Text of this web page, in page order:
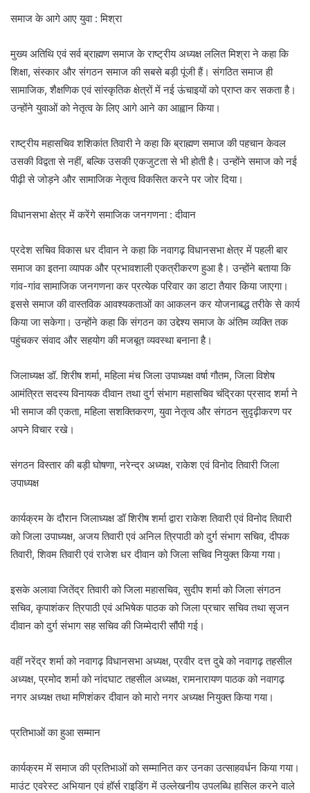
समाज के आगे आए युवा : मिश्रा
मुख्य अतिथि एवं सर्व ब्राह्मण समाज के राष्ट्रीय अध्यक्ष ललित मिश्रा ने कहा कि
शिक्षा, संस्कार और संगठन समाज की सबसे बड़ी पूंजी हैं। संगठित समाज ही
सामाजिक, शैक्षणिक एवं सांस्कृतिक क्षेत्रों में नई ऊंचाइयों को प्राप्त कर सकता है।
उन्होंने युवाओं को नेतृत्व के लिए आगे आने का आह्वान किया।
राष्ट्रीय महासचिव शशिकांत तिवारी ने कहा कि ब्राह्मण समाज की पहचान केवल
उसकी विद्वता से नहीं, बल्कि उसकी एकजुटता से भी होती है। उन्होंने समाज को नई
पीढ़ी से जोड़ने और सामाजिक नेतृत्व विकसित करने पर जोर दिया।
विधानसभा क्षेत्र में करेंगे समाजिक जनगणना : दीवान
प्रदेश सचिव विकास धर दीवान ने कहा कि नवागढ़ विधानसभा क्षेत्र में पहली बार
समाज का इतना व्यापक और प्रभावशाली एकत्रीकरण हुआ है। उन्होंने बताया कि
गांव-गांव सामाजिक जनगणना कर प्रत्येक परिवार का डाटा तैयार किया जाएगा।
इससे समाज की वास्तविक आवश्यकताओं का आकलन कर योजनाबद्ध तरीके से कार्य
किया जा सकेगा। उन्होंने कहा कि संगठन का उद्देश्य समाज के अंतिम व्यक्ति तक
पहुंचकर संवाद और सहयोग की मजबूत व्यवस्था बनाना है।
जिलाध्यक्ष डॉ. शिरीष शर्मा, महिला मंच जिला उपाध्यक्ष वर्षा गौतम, जिला विशेष
आमंत्रित सदस्य विनायक दीवान तथा दुर्ग संभाग महासचिव चंद्रिका प्रसाद शर्मा ने
भी समाज की एकता, महिला सशक्तिकरण, युवा नेतृत्व और संगठन सुदृढ़ीकरण पर
अपने विचार रखे।
संगठन विस्तार की बड़ी घोषणा, नरेन्द्र अध्यक्ष, राकेश एवं विनोद तिवारी जिला
उपाध्यक्ष
कार्यक्रम के दौरान जिलाध्यक्ष डॉ शिरीष शर्मा द्वारा राकेश तिवारी एवं विनोद तिवारी
को जिला उपाध्यक्ष, अजय तिवारी एवं अनिल त्रिपाठी को दुर्ग संभाग सचिव, दीपक
तिवारी, शिवम तिवारी एवं राजेश धर दीवान को जिला सचिव नियुक्त किया गया।
इसके अलावा जितेंद्र तिवारी को जिला महासचिव, सुदीप शर्मा को जिला संगठन
सचिव, कृपाशंकर त्रिपाठी एवं अभिषेक पाठक को जिला प्रचार सचिव तथा सृजन
दीवान को दुर्ग संभाग सह सचिव की जिम्मेदारी सौंपी गई।
वहीं नरेंद्र शर्मा को नवागढ़ विधानसभा अध्यक्ष, प्रवीर दत्त दुबे को नवागढ़ तहसील
अध्यक्ष, प्रमोद शर्मा को नांदघाट तहसील अध्यक्ष, रामनारायण पाठक को नवागढ़
नगर अध्यक्ष तथा मणिशंकर दीवान को मारो नगर अध्यक्ष नियुक्त किया गया।
प्रतिभाओं का हुआ सम्मान
कार्यक्रम में समाज की प्रतिभाओं को सम्मानित कर उनका उत्साहवर्धन किया गया।
माउंट एवरेस्ट अभियान एवं हॉर्स राइडिंग में उल्लेखनीय उपलब्धि हासिल करने वाले